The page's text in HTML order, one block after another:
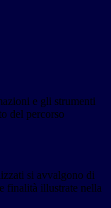
e gli strumenti
del percorso
si avvalgono di
finalità illustrate nella